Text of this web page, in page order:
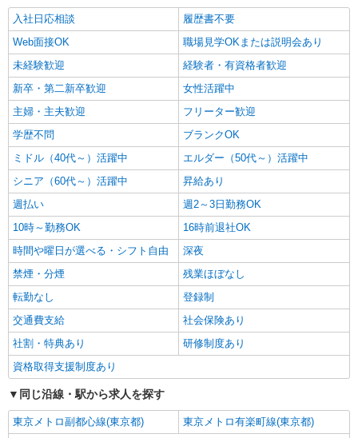
キープ 詳細を見る
派遣社員
株式会社kotrio /●SW-H1-2069697
新大塚駅＊年齢不問◎未経験から安定した業界
時給1650円〜2312円 ＜日払い有/週払い有/交
通費全支給(ガソリン代含む)＞
豊島区
キープ
派遣社員
株式会社kotrio /●SW-H1-1816711
『池袋』デイサービスで運転できる方急募★送
迎や清掃など！
時給1650円〜2312円 ＜日払い有/週払い有/交
通費全支給(ガソリン代含む)＞
豊島区池袋周辺
キープ 詳細を見る
派遣社員
株式会社kotrio /●SW-H1-2018057
≪東長崎駅≫夜勤なし！未経験・ブランクOK
入社日応相談
履歴書不要
Web面接OK
職場見学OKまたは説明会あり
未経験歓迎
経験者・有資格者歓迎
新卒・第二新卒歓迎
女性活躍中
主婦・主夫歓迎
フリーター歓迎
学歴不問
ブランクOK
ミドル（40代～）活躍中
エルダー（50代～）活躍中
シニア（60代～）活躍中
昇給あり
週払い
週2～3日勤務OK
10時～勤務OK
16時前退社OK
時間や曜日が選べる・シフト自由
深夜
禁煙・分煙
残業ほぼなし
転勤なし
登録制
交通費支給
社会保険あり
社割・特典あり
研修制度あり
資格取得支援制度あり
同じ沿線・駅から求人を探す
東京メトロ副都心線(東京都)
東京メトロ有楽町線(東京都)